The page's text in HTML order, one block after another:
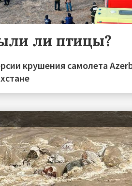
ли птицы?
крушения самолета